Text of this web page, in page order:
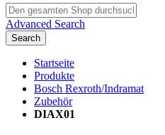
Advanced Search
Search
Startseite
Produkte
Bosch Rexroth/Indramat
Zubehör
DIAX01